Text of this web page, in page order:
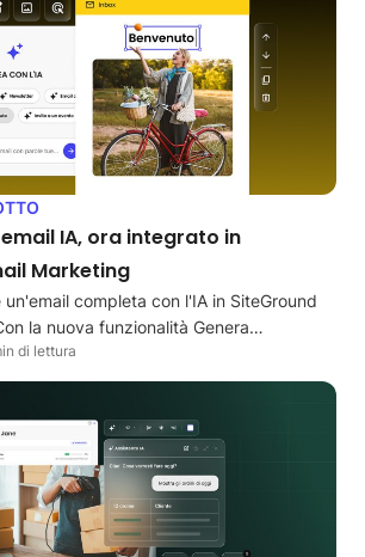
IA, ora integrato in
Marketing
completa con l'IA in SiteGround
la nuova funzionalità Genera…
di lettura